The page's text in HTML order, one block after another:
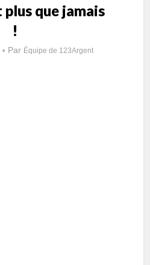
que jamais
!
Par Équipe de 123Argent